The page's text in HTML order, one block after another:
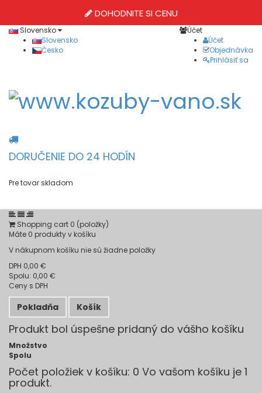
DOHODNITE SI CENU
Účet
Účet
Objednávka
Prihlásiť sa
Slovensko
Slovensko
Česko
DORUČENIE DO 24 HODÍN
Pre tovar skladom
Shopping cart 0 (položky)
Máte 0 produkty v košíku
V nákupnom košíku nie sú žiadne položky
DPH 0,00 €
Spolu: 0,00 €
Ceny s DPH
Pokladňa Košík
Produkt bol úspešne pridaný do vášho košíku
Množstvo
Spolu
Počet položiek v košíku: 0 Vo vašom košíku je 1
produkt.